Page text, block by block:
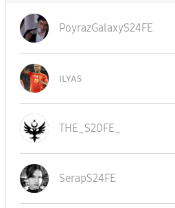
PoyrazGalaxyS24FE
ɪʟʏᴀs
THE_S20FE_
SerapS24FE